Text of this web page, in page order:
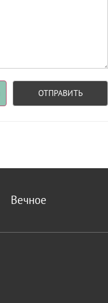
ОТПРАВИТЬ
Вечное